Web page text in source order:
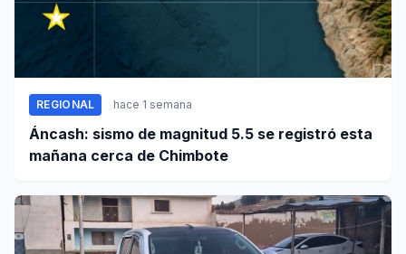
REGIONAL hace 1 semana
Áncash: sismo de magnitud 5.5 se registró esta
mañana cerca de Chimbote